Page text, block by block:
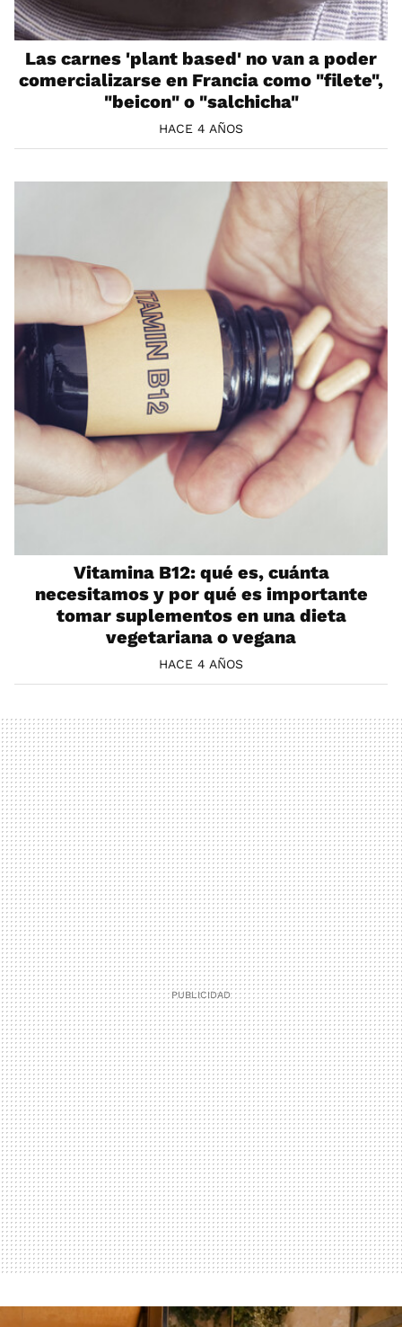
Las carnes 'plant based' no van a poder
comercializarse en Francia como "filete",
"beicon" o "salchicha"
HACE 4 AÑOS
Vitamina B12: qué es, cuánta
necesitamos y por qué es importante
tomar suplementos en una dieta
vegetariana o vegana
HACE 4 AÑOS